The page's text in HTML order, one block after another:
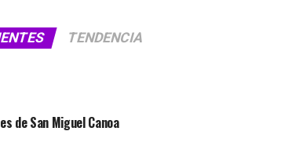
TENDENCIA
de San Miguel Canoa